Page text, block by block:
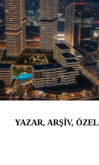
YAZAR, ARŞİV, ÖZEL